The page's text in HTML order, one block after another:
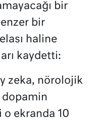
bir
bir
haline
kaydetti:
zeka, nörolojik
dopamin
o ekranda 10